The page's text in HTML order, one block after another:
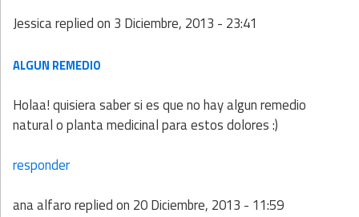
Jessicareplied on 3 Diciembre, 2013 - 23:41
ALGUN REMEDIO
Holaa! quisiera saber si es que no hay algun remedio
natural o planta medicinal para estos dolores :)
responder
ana alfaroreplied on 20 Diciembre, 2013 - 11:59